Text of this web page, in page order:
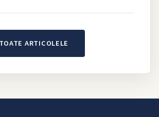
ARTICOLELE